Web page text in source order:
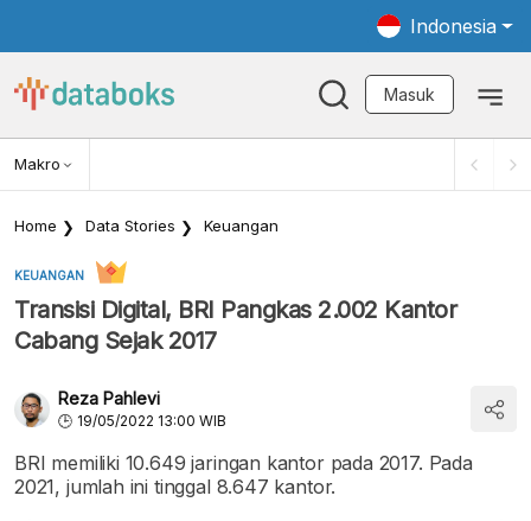
Indonesia
Masuk
Makro
Home Data Stories Keuangan
KEUANGAN
Transisi Digital, BRI Pangkas 2.002 Kantor
Cabang Sejak 2017
Reza Pahlevi
19/05/2022 13:00 WIB
BRI memiliki 10.649 jaringan kantor pada 2017. Pada
2021, jumlah ini tinggal 8.647 kantor.